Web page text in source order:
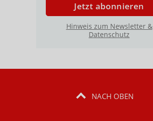
Jetzt abonnieren
Hinweis zum Newsletter &
Datenschutz
NACH OBEN